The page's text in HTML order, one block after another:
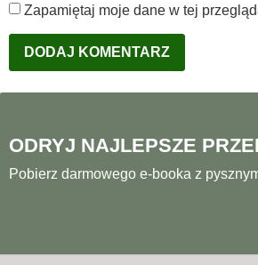
Zapamiętaj moje dane w tej
ODRYJ NAJLEPSZE
Pobierz darmowego e-booka z